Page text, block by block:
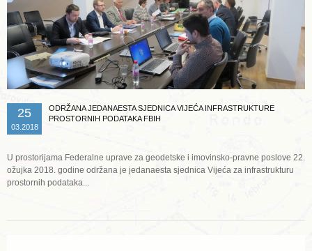
25
03.2018
ODRŽANA JEDANAESTA SJEDNICA VIJEĆA INFRASTRUKTURE
PROSTORNIH PODATAKA FBIH
U prostorijama Federalne uprave za geodetske i imovinsko-pravne poslove 22.
ožujka 2018. godine održana je jedanaesta sjednica Vijeća za infrastrukturu
prostornih podataka...